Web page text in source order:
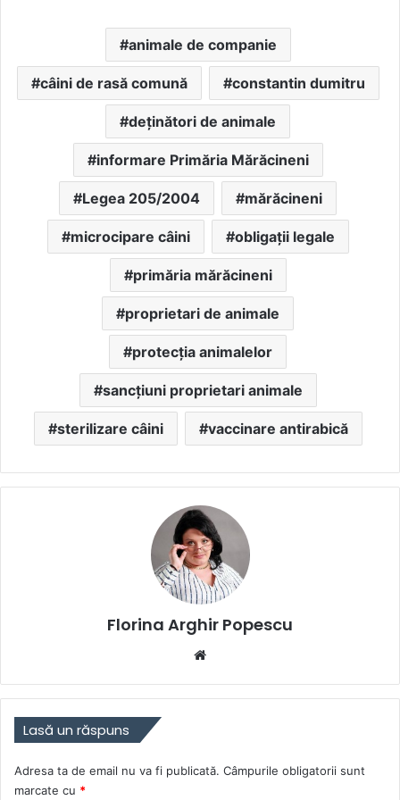
animale de companie
câini de rasă comună constantin dumitru
deținători de animale
informare Primăria Mărăcineni
Legea 205/2004 mărăcineni
microcipare câini obligații legale
primăria mărăcineni
proprietari de animale
protecția animalelor
sancțiuni proprietari animale
sterilizare câini vaccinare antirabică
Florina Arghir Popescu
Lasă un răspuns
Adresa ta de email nu va fi publicată. Câmpurile obligatorii sunt
marcate cu *